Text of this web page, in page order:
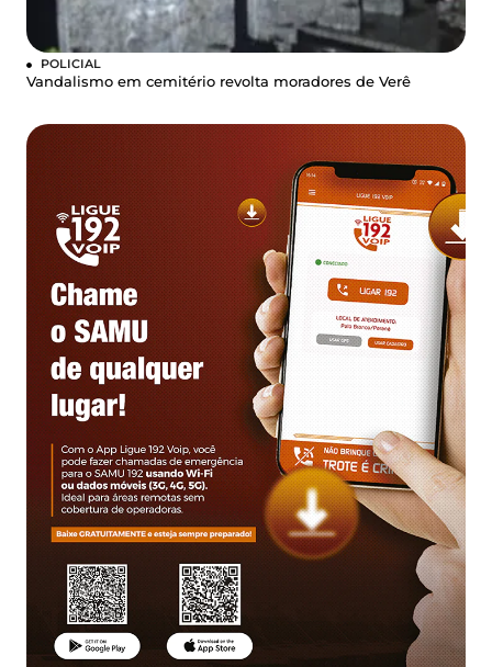
POLICIAL
Vandalismo em cemitério revolta moradores de Verê